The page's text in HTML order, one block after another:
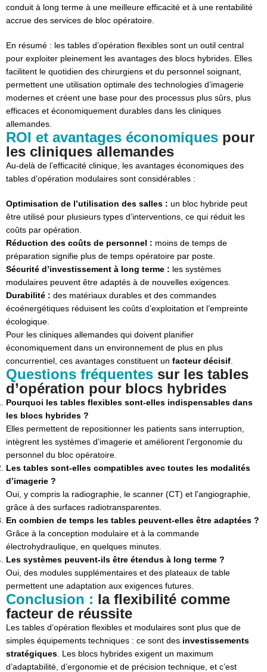
conduit à long terme à une meilleure efficacité et à une rentabilité
accrue des services de bloc opératoire.
En résumé : les tables d’opération flexibles sont un outil central
pour exploiter pleinement les avantages des blocs hybrides. Elles
facilitent le quotidien des chirurgiens et du personnel soignant,
permettent une utilisation optimale des technologies d’imagerie
modernes et créent une base pour des processus plus sûrs, plus
efficaces et économiquement durables dans les cliniques
allemandes.
ROI et avantages économiques pour
les cliniques allemandes
Au-delà de l’efficacité clinique, les avantages économiques des
tables d’opération modulaires sont considérables :
Optimisation de l’utilisation des salles : un bloc hybride peut
être utilisé pour plusieurs types d’interventions, ce qui réduit les
coûts par opération.
Réduction des coûts de personnel : moins de temps de
préparation signifie plus de temps opératoire par poste.
Sécurité d’investissement à long terme : les systèmes
modulaires peuvent être adaptés à de nouvelles exigences.
Durabilité : des matériaux durables et des commandes
écoénergétiques réduisent les coûts d’exploitation et l’empreinte
écologique.
Pour les cliniques allemandes qui doivent planifier
économiquement dans un environnement de plus en plus
concurrentiel, ces avantages constituent un facteur décisif.
Questions fréquentes sur les tables
d’opération pour blocs hybrides
Pourquoi les tables flexibles sont-elles indispensables dans
les blocs hybrides ?
Elles permettent de repositionner les patients sans interruption,
intègrent les systèmes d’imagerie et améliorent l’ergonomie du
personnel du bloc opératoire.
Les tables sont-elles compatibles avec toutes les modalités
d’imagerie ?
Oui, y compris la radiographie, le scanner (CT) et l’angiographie,
grâce à des surfaces radiotransparentes.
En combien de temps les tables peuvent-elles être adaptées ?
Grâce à la conception modulaire et à la commande
électrohydraulique, en quelques minutes.
Les systèmes peuvent-ils être étendus à long terme ?
Oui, des modules supplémentaires et des plateaux de table
permettent une adaptation aux exigences futures.
Conclusion : la flexibilité comme
facteur de réussite
Les tables d’opération flexibles et modulaires sont plus que de
simples équipements techniques : ce sont des investissements
stratégiques. Les blocs hybrides exigent un maximum
d’adaptabilité, d’ergonomie et de précision technique, et c’est